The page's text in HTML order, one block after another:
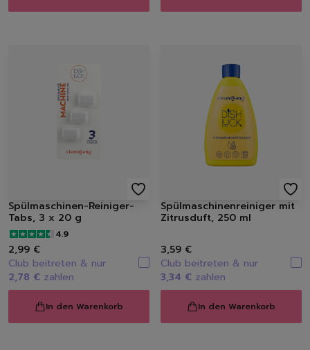
Spülmaschinen-Reiniger-
Tabs, 3 x 20 g
4.9
2,99 €
Club beitreten & nur
2,78 € zahlen
In den Warenkorb
Spülmaschinenreiniger mit
Zitrusduft, 250 ml
3,59 €
Club beitreten & nur
3,34 € zahlen
In den Warenkorb